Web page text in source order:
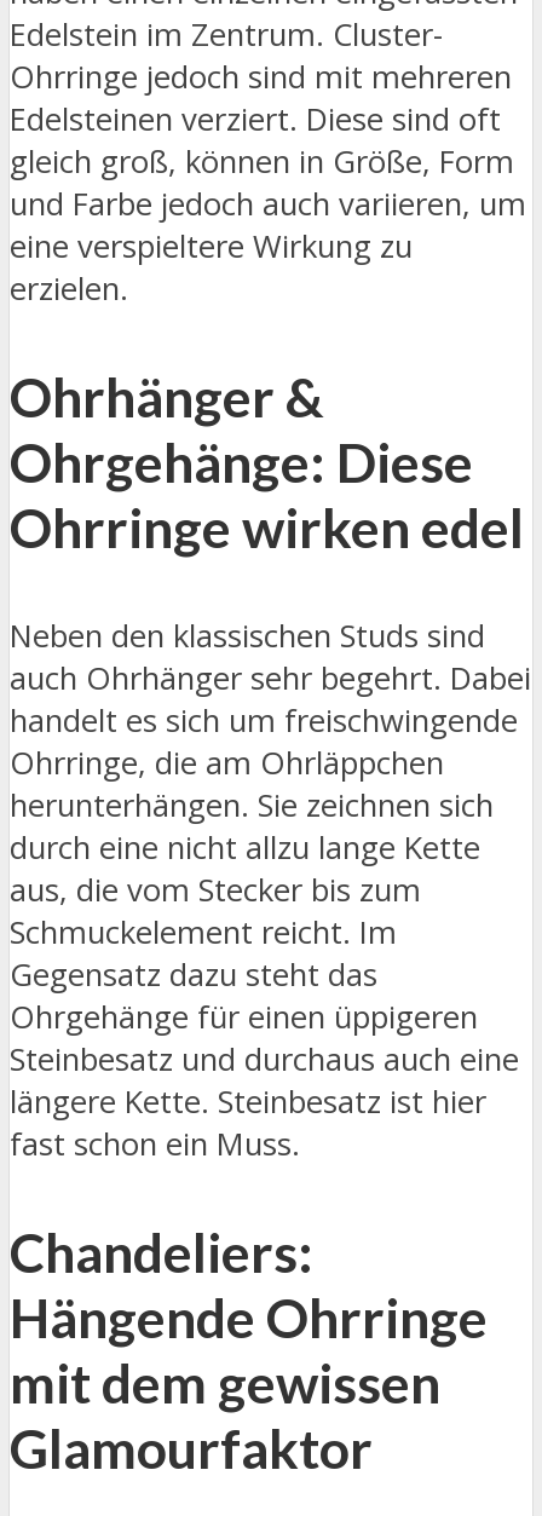
Edelstein im Zentrum. Cluster-
Ohrringe jedoch sind mit mehreren
Edelsteinen verziert. Diese sind oft
gleich groß, können in Größe, Form
und Farbe jedoch auch variieren, um
eine verspieltere Wirkung zu
erzielen.
Ohrhänger &
Ohrgehänge: Diese
Ohrringe wirken edel
Neben den klassischen Studs sind
auch Ohrhänger sehr begehrt. Dabei
handelt es sich um freischwingende
Ohrringe, die am Ohrläppchen
herunterhängen. Sie zeichnen sich
durch eine nicht allzu lange Kette
aus, die vom Stecker bis zum
Schmuckelement reicht. Im
Gegensatz dazu steht das
Ohrgehänge für einen üppigeren
Steinbesatz und durchaus auch eine
längere Kette. Steinbesatz ist hier
fast schon ein Muss.
Chandeliers:
Hängende Ohrringe
mit dem gewissen
Glamourfaktor